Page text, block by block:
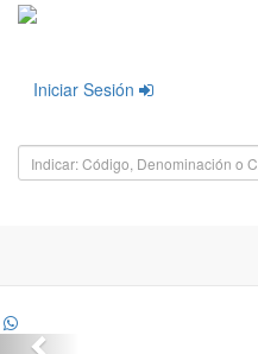
Iniciar Sesión